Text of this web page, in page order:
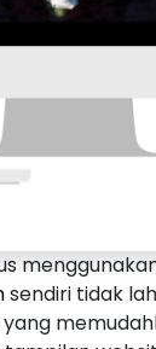
sendiri tidak